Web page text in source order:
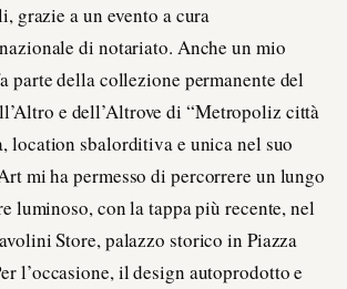
grazie a un evento a cura
di notariato. Anche un mio
parte della collezione permanente del
e dell’Altrove di “Metropoliz città
location sbalorditiva e unica nel suo
mi ha permesso di percorrere un lungo
luminoso, con la tappa più recente, nel
Store, palazzo storico in Piazza
l’occasione, il design autoprodotto e